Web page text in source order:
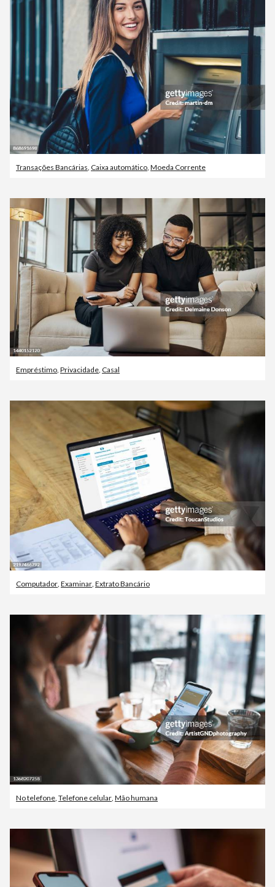
Transações Bancárias, Caixa automático, Moeda Corrente
Empréstimo Privacidade Casal
Computador, Examinar, Extrato Bancário
No telefone, Telefone celular, Mão humana